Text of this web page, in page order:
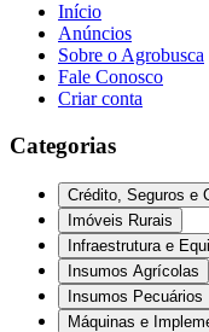
Início
Anúncios
Sobre o Agrobusca
Fale Conosco
Criar conta
Categorias
Crédito, Seguros e
Imóveis Rurais
Infraestrutura e
Insumos Agrícolas
Insumos Pecuários
Máquinas e